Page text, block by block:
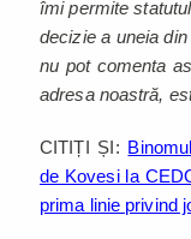
îmi permite
decizie a uneia
nu pot comenta
adresa noastră,
CITIȚI ȘI:
de Kovesi la
prima linie privind